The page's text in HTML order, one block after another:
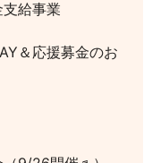
給事業
＆応援募金のお